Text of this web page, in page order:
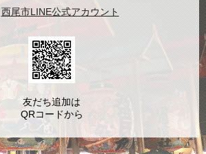
西尾市LINE公式アカウント
友だち追加は
QRコードから